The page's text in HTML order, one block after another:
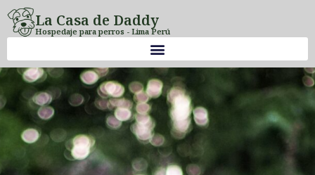
La Casa de Daddy
Hospedaje para perros - Lima Perú